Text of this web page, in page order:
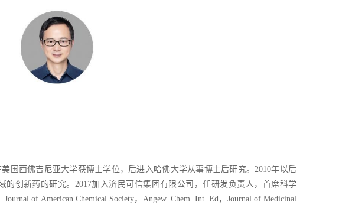
国西佛吉尼亚大学获博士学位，后进入哈佛大学从事博士后研究。2010年以后
创新药的研究。2017加入济民可信集团有限公司，任研发负责人，首席科学
of American Chemical Society，Angew. Chem. Int. Ed，Journal of Medicinal